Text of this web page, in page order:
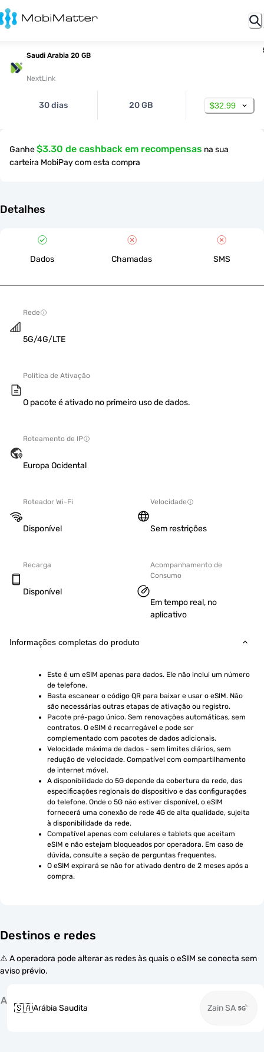
Saudi Arabia 20 GB
NextLink
30 dias 20 GB $32.99
Ganhe$3.30 de cashback em recompensas na sua
carteira MobiPay com esta compra
Detalhes
Dados Chamadas SMS
Rede
5G/4G/LTE
Política de Ativação
O pacote é ativado no primeiro uso de dados.
Roteamento de IP
Europa Ocidental
Roteador Wi-Fi
Disponível
Velocidade
Sem restrições
Recarga
Disponível
Acompanhamento de
Consumo
Em tempo real, no
aplicativo
Informações completas do produto
Este é um eSIM apenas para dados. Ele não inclui um número
de telefone.
Basta escanear o código QR para baixar e usar o eSIM. Não
são necessárias outras etapas de ativação ou registro.
Pacote pré-pago único. Sem renovações automáticas, sem
contratos. O eSIM é recarregável e pode ser
complementado com pacotes de dados adicionais.
Velocidade máxima de dados - sem limites diários, sem
redução de velocidade. Compatível com compartilhamento
de internet móvel.
A disponibilidade do 5G depende da cobertura da rede, das
especificações regionais do dispositivo e das configurações
do telefone. Onde o 5G não estiver disponível, o eSIM
fornecerá uma conexão de rede 4G de alta qualidade, sujeita
à disponibilidade da rede.
Compatível apenas com celulares e tablets que aceitam
eSIM e não estejam bloqueados por operadora. Em caso de
dúvida, consulte a seção de perguntas frequentes.
O eSIM expirará se não for ativado dentro de 2 meses após a
compra.
Destinos e redes
⚠️ A operadora pode alterar as redes às quais o eSIM se conecta sem
aviso prévio.
A
🇸🇦Arábia Saudita Zain SA